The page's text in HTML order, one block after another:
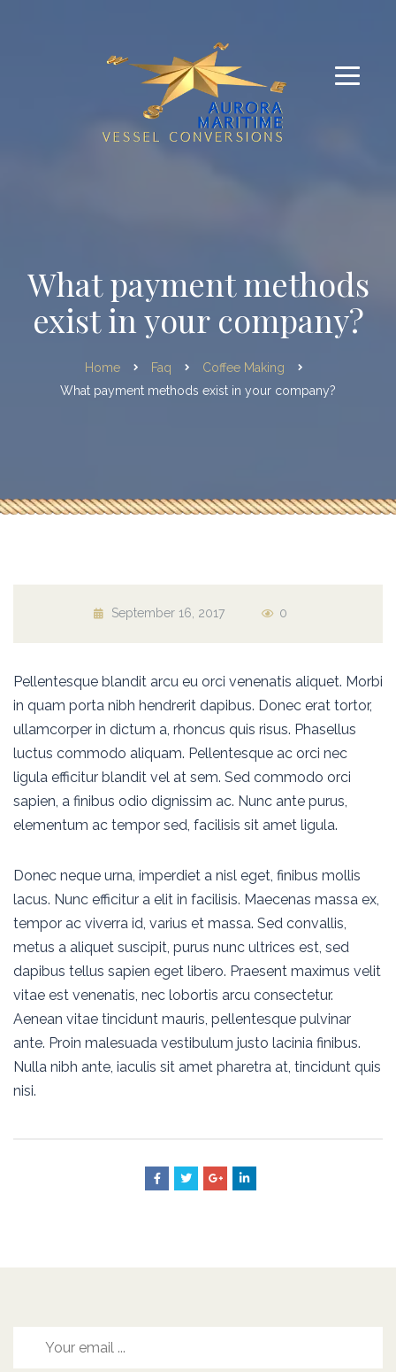
What payment methods
exist in your company?
Home Faq
Coffee Making
What payment methods exist in your company?
September 16, 2017 0
Pellentesque blandit arcu eu orci venenatis aliquet. Morbi
in quam porta nibh hendrerit dapibus. Donec erat tortor,
ullamcorper in dictum a, rhoncus quis risus. Phasellus
luctus commodo aliquam. Pellentesque ac orci nec
ligula efficitur blandit vel at sem. Sed commodo orci
sapien, a finibus odio dignissim ac. Nunc ante purus,
elementum ac tempor sed, facilisis sit amet ligula.
Donec neque urna, imperdiet a nisl eget, finibus mollis
lacus. Nunc efficitur a elit in facilisis. Maecenas massa ex,
tempor ac viverra id, varius et massa. Sed convallis,
metus a aliquet suscipit, purus nunc ultrices est, sed
dapibus tellus sapien eget libero. Praesent maximus velit
vitae est venenatis, nec lobortis arcu consectetur.
Aenean vitae tincidunt mauris, pellentesque pulvinar
ante. Proin malesuada vestibulum justo lacinia finibus.
Nulla nibh ante, iaculis sit amet pharetra at, tincidunt quis
nisi.